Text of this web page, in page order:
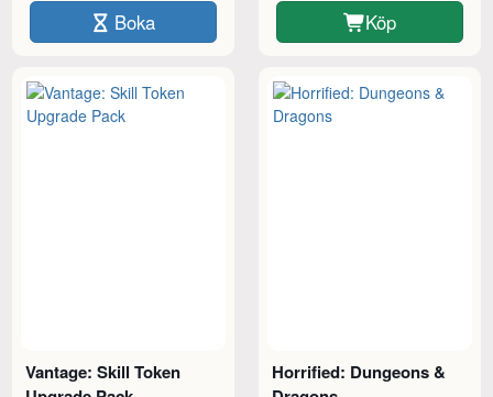
Boka Köp
Vantage: Skill Token
Horrified: Dungeons &